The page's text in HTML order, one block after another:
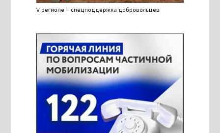
V регионе – спецподдержка добровольцев